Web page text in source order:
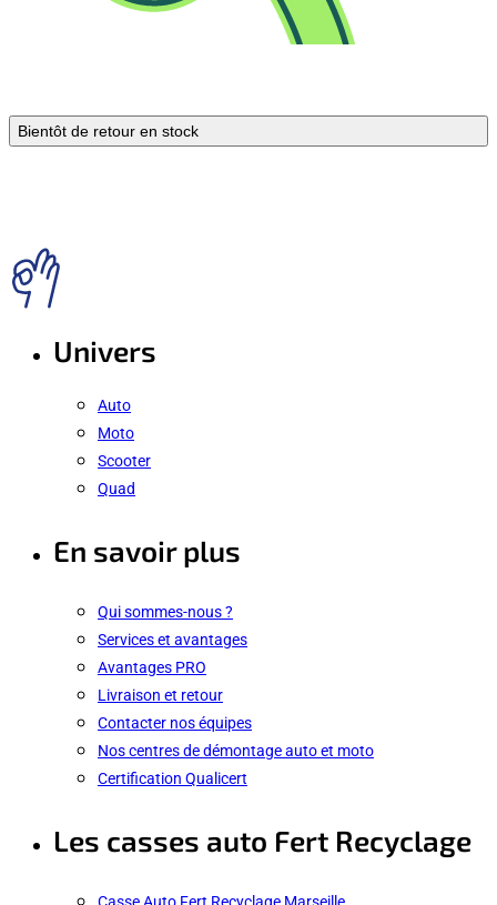
Bientôt de retour en stock
Univers
Auto
Moto
Scooter
Quad
En savoir plus
Qui sommes-nous ?
Services et avantages
Avantages PRO
Livraison et retour
Contacter nos équipes
Nos centres de démontage auto et moto
Certification Qualicert
Les casses auto Fert Recyclage